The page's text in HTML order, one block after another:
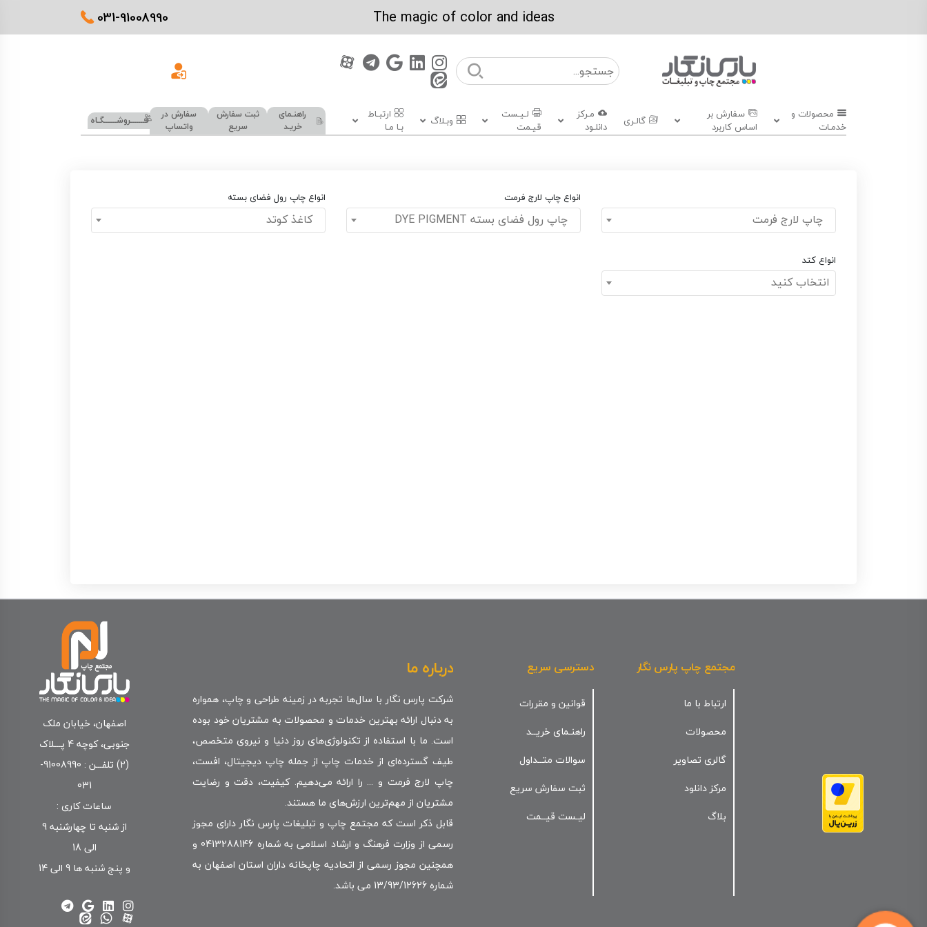
The magic of color and ideas
031-91008990
محصولات و
خدمـات
سفارش بر
اساس کاربرد
گالـری
مـرکز
دانلـود
لـیـست
قیـمت
وبـلاگ
ارتبـاط
بـا مـا
راهنـمای
خریـد
ثبت سفارش
سریع
سفارش در
واتساپ
فـــــــروشــــــگـاه
چاپ لارج فرمت
انواع چاپ لارج فرمت
چاپ رول فضای بسته DYE PIGMENT
انواع چاپ رول فضای بسته
کاغذ کوتد
انواع کتد
انتخاب کنید
مجتمع چاپ پارس نگار دسترسی سریع درباره ما
ارتباط با ما
محصولات
گالری تصاویر
مرکز دانلود
بلاگ
قوانین و مقررات
راهنـمای خریــد
سوالات متــداول
ثبت سفارش سریع
لیـست قیــمت
شرکت پارس نگار با سال‌ها تجربه در زمینه طراحی و چاپ، همواره
به دنبال ارائه بهترین خدمات و محصولات به مشتریان خود بوده
است. ما با استفاده از تکنولوژی‌های روز دنیا و نیروی متخصص،
طیف گسترده‌ای از خدمات چاپ از جمله چاپ دیجیتال، افست،
چاپ لارج فرمت و ... را ارائه می‌دهیم. کیفیت، دقت و رضایت
مشتریان از مهم‌ترین ارزش‌های ما هستند.
قابل ذکر است که مجتمع چاپ و تبلیغات پارس نگار دارای مجوز
رسمی از وزارت فرهنگ و ارشاد اسلامی به شماره 0413288146 و
همچنین مجوز رسمی از اتحادیه چاپخانه داران استان اصفهان به
شماره 13/93/12626 می باشد.
اصفهان، خیابان ملک
جنوبی، کوچه 4 پـــلاک
(2) تلفـــن : 91008990-
031
ساعات کاری :
از شنبه تا چهارشنبه 9
الی 18
و پنج شنبه ها 9 الی 14